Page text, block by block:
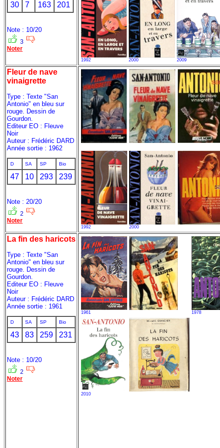
30 7 163 201
Note : 10/20
3
Noter
1992 2000 2009
Fleur de nave
vinaigrette
Type : Texte "San
Antonio" en bleu sur
rouge. Dessin de
Gourdon.
Editeur EO : Fleuve
Noir
Auteur : Frédéric DARD
Année sortie : 1962
D SA SP Bio
47 10 293 239
Note : 20/20
2
Noter
1992 2000
La fin des haricots
Type : Texte "San
Antonio" en bleu sur
rouge. Dessin de
Gourdon.
Editeur EO : Fleuve
Noir
Auteur : Frédéric DARD
Année sortie : 1961
D SA SP Bio
43 83 259 231
Note : 10/20
2
Noter
1961 1978
2010